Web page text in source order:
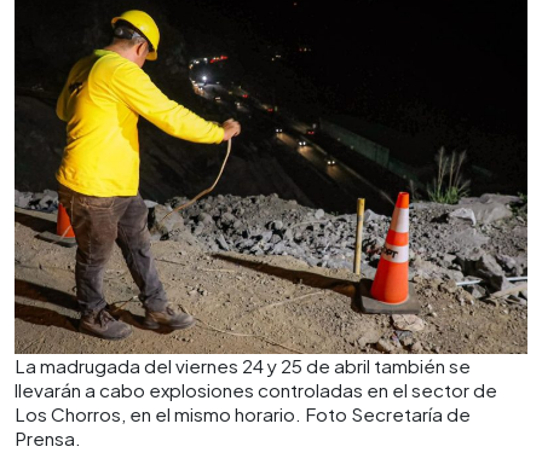
La madrugada del viernes 24 y 25 de abril también se
llevarán a cabo explosiones controladas en el sector de
Los Chorros, en el mismo horario. Foto Secretaría de
Prensa.